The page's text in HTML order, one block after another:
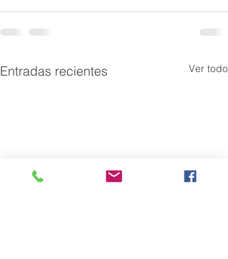
Entradas recientes Ver todo